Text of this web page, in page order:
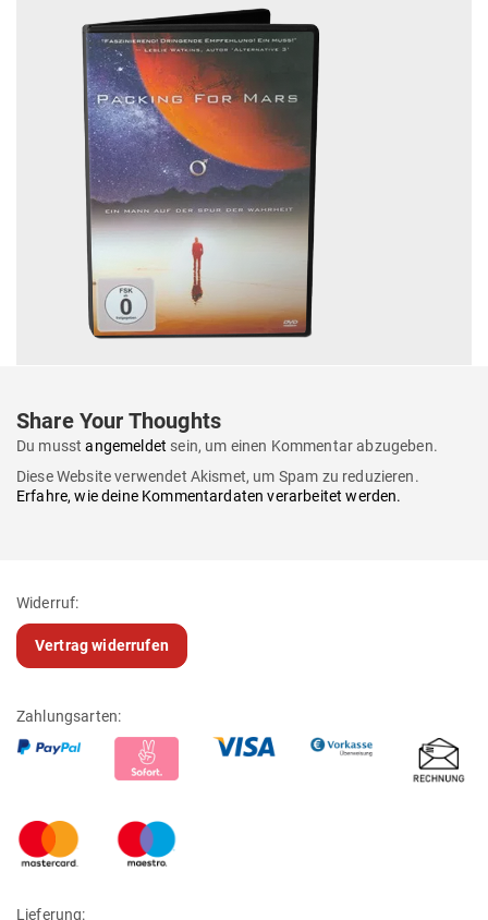
Share Your Thoughts
Du musstangemeldet sein, um einen Kommentar abzugeben.
Diese Website verwendet Akismet, um Spam zu reduzieren.
Erfahre, wie deine Kommentardaten verarbeitet werden.
Widerruf:
Vertrag widerrufen
Zahlungsarten:
Lieferung: